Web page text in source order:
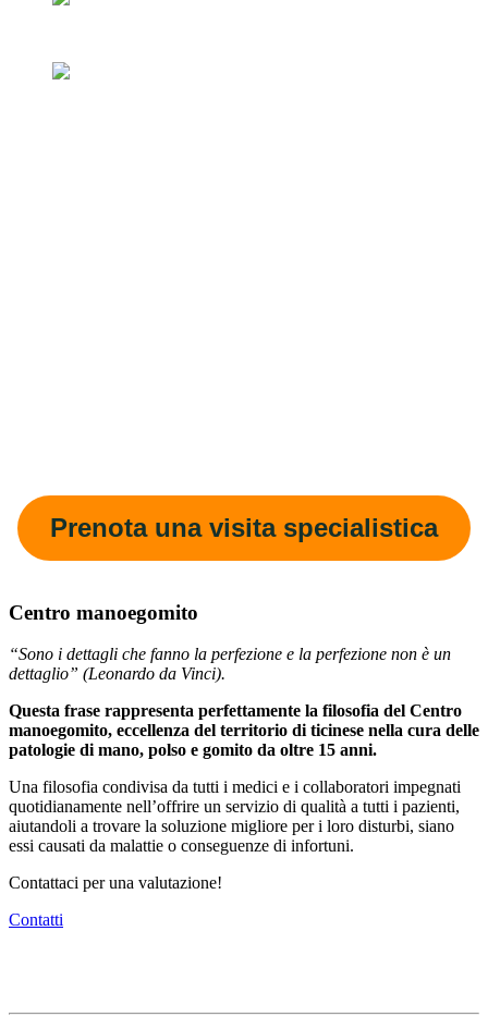
Prenota una visita specialistica
Centro manoegomito
“Sono i dettagli che fanno la perfezione e la perfezione non è un
dettaglio” (Leonardo da Vinci).
Questa frase rappresenta perfettamente la filosofia del Centro
manoegomito, eccellenza del territorio di ticinese nella cura delle
patologie di mano, polso e gomito da oltre 15 anni.
Una filosofia condivisa da tutti i medici e i collaboratori impegnati
quotidianamente nell’offrire un servizio di qualità a tutti i pazienti,
aiutandoli a trovare la soluzione migliore per i loro disturbi, siano
essi causati da malattie o conseguenze di infortuni.
Contattaci per una valutazione!
Contatti